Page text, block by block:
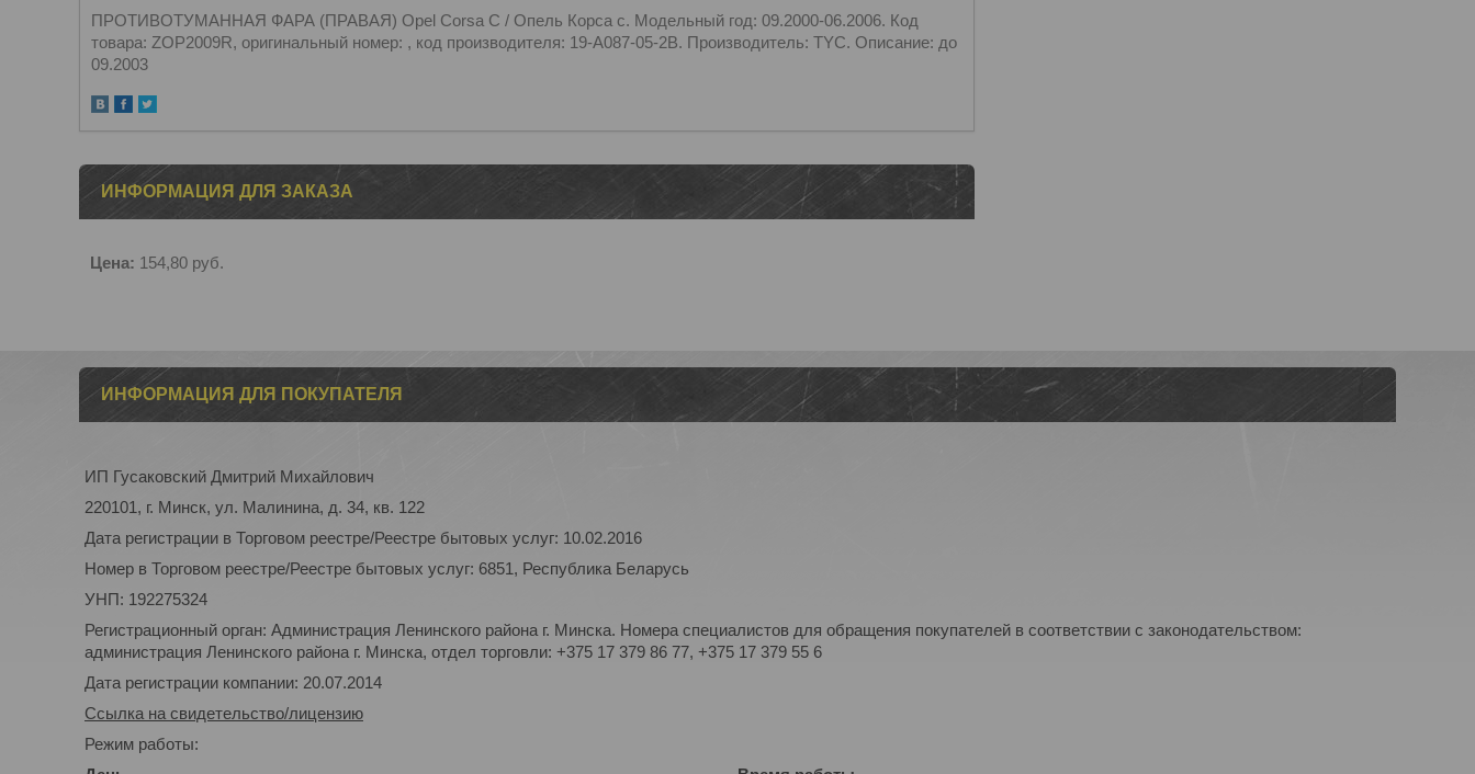
ПРОТИВОТУМАННАЯ ФАРА (ПРАВАЯ) Opel Corsa C / Опель Корса с. Модельный год: 09.2000-06.2006. Код
товара: ZOP2009R, оригинальный номер: , код производителя: 19-A087-05-2B. Производитель: TYC. Описание: до
09.2003
ИНФОРМАЦИЯ ДЛЯ ЗАКАЗА
Цена: 154,80 руб.
ИНФОРМАЦИЯ ДЛЯ ПОКУПАТЕЛЯ
ИП Гусаковский Дмитрий Михайлович
220101, г. Минск, ул. Малинина, д. 34, кв. 122
Дата регистрации в Торговом реестре/Реестре бытовых услуг: 10.02.2016
Номер в Торговом реестре/Реестре бытовых услуг: 6851, Республика Беларусь
УНП: 192275324
Регистрационный орган: Администрация Ленинского района г. Минска. Номера специалистов для обращения покупателей в соответствии с законодательством:
администрация Ленинского района г. Минска, отдел торговли: +375 17 379 86 77, +375 17 379 55 6
Дата регистрации компании: 20.07.2014
Ссылка на свидетельство/лицензию
Режим работы: